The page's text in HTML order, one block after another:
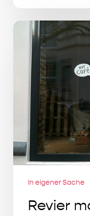
Revier
markiert
In eigener Sache
Revier